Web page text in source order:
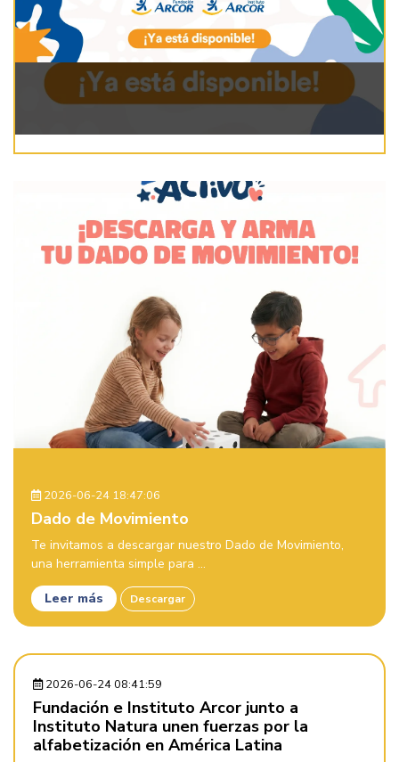
2026-06-24 18:47:06
Dado de Movimiento
Te invitamos a descargar nuestro Dado de Movimiento,
una herramienta simple para ...
Leer más Descargar
2026-06-24 08:41:59
Fundación e Instituto Arcor junto a
Instituto Natura unen fuerzas por la
alfabetización en América Latina